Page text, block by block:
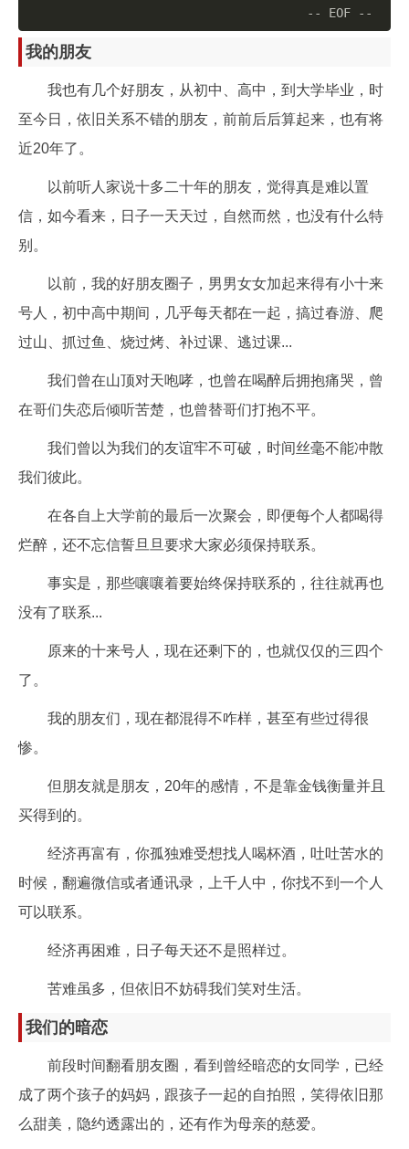
我的朋友
我也有几个好朋友，从初中、高中，到大学毕业，时
至今日，依旧关系不错的朋友，前前后后算起来，也有将
近20年了。
以前听人家说十多二十年的朋友，觉得真是难以置
信，如今看来，日子一天天过，自然而然，也没有什么特
别。
以前，我的好朋友圈子，男男女女加起来得有小十来
号人，初中高中期间，几乎每天都在一起，搞过春游、爬
过山、抓过鱼、烧过烤、补过课、逃过课...
我们曾在山顶对天咆哮，也曾在喝醉后拥抱痛哭，曾
在哥们失恋后倾听苦楚，也曾替哥们打抱不平。
我们曾以为我们的友谊牢不可破，时间丝毫不能冲散
我们彼此。
在各自上大学前的最后一次聚会，即便每个人都喝得
烂醉，还不忘信誓旦旦要求大家必须保持联系。
事实是，那些嚷嚷着要始终保持联系的，往往就再也
没有了联系...
原来的十来号人，现在还剩下的，也就仅仅的三四个
了。
我的朋友们，现在都混得不咋样，甚至有些过得很
惨。
但朋友就是朋友，20年的感情，不是靠金钱衡量并且
买得到的。
经济再富有，你孤独难受想找人喝杯酒，吐吐苦水的
时候，翻遍微信或者通讯录，上千人中，你找不到一个人
可以联系。
经济再困难，日子每天还不是照样过。
苦难虽多，但依旧不妨碍我们笑对生活。
我们的暗恋
前段时间翻看朋友圈，看到曾经暗恋的女同学，已经
成了两个孩子的妈妈，跟孩子一起的自拍照，笑得依旧那
么甜美，隐约透露出的，还有作为母亲的慈爱。